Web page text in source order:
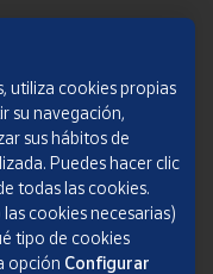
utiliza cookies propias
su navegación,
sus hábitos de
Puedes hacer clic
todas las cookies.
cookies necesarias)
tipo de cookies
opción Configurar